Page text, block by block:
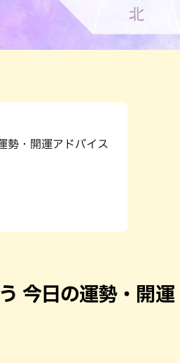
勢・開運アドバイス
今日の運勢・開運